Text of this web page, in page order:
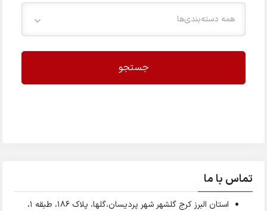
همه دسته‌بندی‌ها
جستجو
تماس با ما
استان البرز کرج گلشهر شهر پردیسان،گلها، پلاک ۱۸۶، طبقه ۱،